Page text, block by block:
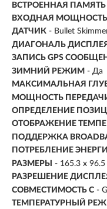
ВСТРОЕННАЯ ПАМЯТЬ
ВХОДНАЯ МОЩНОСТЬ
ДАТЧИК - Bullet
ДИАГОНАЛЬ ДИСПЛЕЯ
ЗАПИСЬ GPS
ЗИМНИЙ РЕЖИМ - Да
МАКСИМАЛЬНАЯ
МОЩНОСТЬ
ОПРЕДЕЛЕНИЕ
ОТОБРАЖЕНИЕ
ПОДДЕРЖКА
ПОТРЕБЛЕНИЕ
РАЗМЕРЫ
- 165.3 x
РАЗРЕШЕНИЕ
СОВМЕСТИМОСТЬ С -
ТЕМПЕРАТУРНЫЙ